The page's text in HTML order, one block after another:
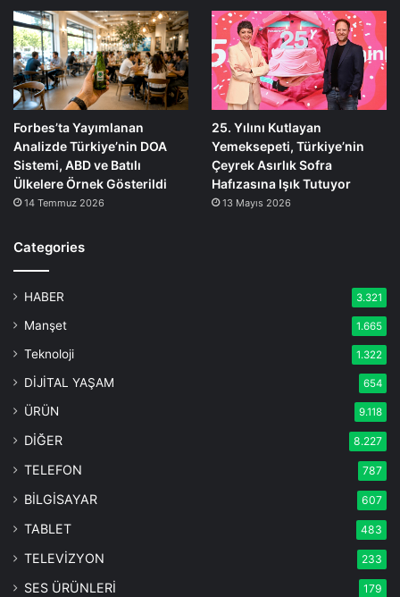
Forbes’ta Yayımlanan
Analizde Türkiye’nin DOA
Sistemi, ABD ve Batılı
Ülkelere Örnek Gösterildi
14 Temmuz 2026
25. Yılını Kutlayan
Yemeksepeti, Türkiye’nin
Çeyrek Asırlık Sofra
Hafızasına Işık Tutuyor
13 Mayıs 2026
Categories
HABER 3.321
Manşet 1.665
Teknoloji 1.322
DİJİTAL YAŞAM 654
ÜRÜN 9.118
DİĞER 8.227
TELEFON 787
BİLGİSAYAR 607
TABLET 483
TELEVİZYON 233
SES ÜRÜNLERİ 179